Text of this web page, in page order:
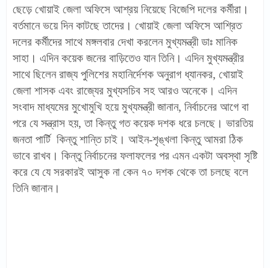
ছেড়ে খোয়াই জেলা অফিসে আশ্রয় নিয়েছে বিজেপি দলের কর্মীরা।
বর্তমানে ভয়ে দিন কাটছে তাদের। খোয়াই জেলা অফিসে আশ্রিত
দলের কর্মীদের সাথে মঙ্গলবার দেখা করলেন মুখ্যমন্ত্রী ডাঃ মানিক
সাহা। এদিন কয়েক জনের বাড়িতেও যান তিনি। এদিন মুখ্যমন্ত্রীর
সাথে ছিলেন রাজ্য পুলিশের মহানির্দেশক অনুরাগ ধ্যানকর, খোয়াই
জেলা শাসক এবং রাজ্যের মুখ্যসচিব সহ আরও অনেকে। এদিন
সংবাদ মাধ্যমের মুখোমুখি হয়ে মুখ্যমন্ত্রী জানান, নির্বাচনের আগে বা
পরে যে সন্ত্রাস হয়, তা কিন্তু গত কয়েক দশক ধরে চলছে। ভারতিয়
জনতা পার্টি কিন্তু শান্তি চাই। আইন-শৃঙ্খলা কিন্তু আমরা ঠিক
ভাবে রাখব। কিন্তু নির্বাচনের ফলাফলের পর এমন একটা অবস্থা সৃষ্টি
করে যে যে সরকারই আসুক না কেন ৭০ দশক থেকে তা চলছে বলে
তিনি জানান।